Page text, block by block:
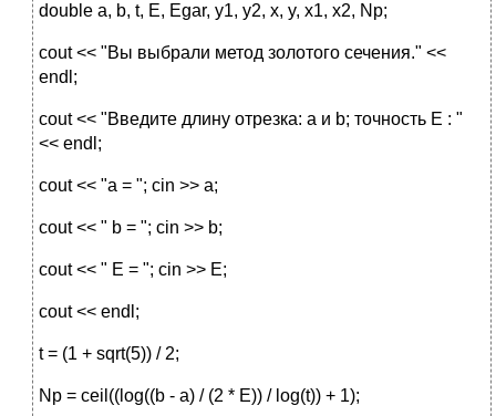
double a, b, t, E, Egar, y1, y2, x, y, x1, x2, Np;
cout << "Вы выбрали метод золотого сечения." <<
endl;
cout << "Введите длину отрезка: а и b; точность E : "
<< endl;
cout << "a = "; cin >> a;
cout << " b = "; cin >> b;
cout << " E = "; cin >> E;
cout << endl;
t = (1 + sqrt(5)) / 2;
Np = ceil((log((b - a) / (2 * E)) / log(t)) + 1);